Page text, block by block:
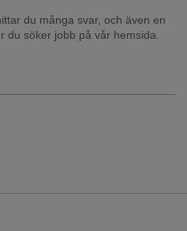
du många svar, och även en
du söker jobb på vår hemsida.